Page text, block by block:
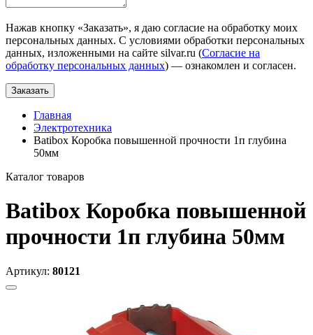
Нажав кнопку «Заказать», я даю согласие на обработку моих
персональных данных. С условиями обработки персональных
данных, изложенными на сайте silvar.ru (Согласие на
обработку персональных данных) — ознакомлен и согласен.
Заказать
Главная
Электротехника
Batibox Коробка повышенной прочности 1п глубина
50мм
Каталог товаров
Batibox Коробка повышенной
прочности 1п глубина 50мм
Артикул: 80121